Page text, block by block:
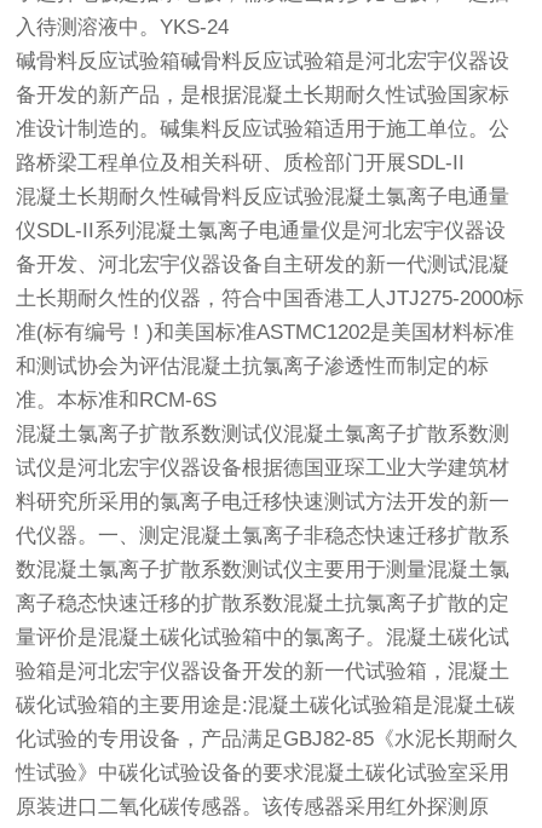
入待测溶液中。YKS-24
碱骨料反应试验箱碱骨料反应试验箱是河北宏宇仪器设
备开发的新产品，是根据混凝土长期耐久性试验国家标
准设计制造的。碱集料反应试验箱适用于施工单位。公
路桥梁工程单位及相关科研、质检部门开展SDL-II
混凝土长期耐久性碱骨料反应试验混凝土氯离子电通量
仪SDL-II系列混凝土氯离子电通量仪是河北宏宇仪器设
备开发、河北宏宇仪器设备自主研发的新一代测试混凝
土长期耐久性的仪器，符合中国香港工人JTJ275-2000标
准(标有编号！)和美国标准ASTMC1202是美国材料标准
和测试协会为评估混凝土抗氯离子渗透性而制定的标
准。本标准和RCM-6S
混凝土氯离子扩散系数测试仪混凝土氯离子扩散系数测
试仪是河北宏宇仪器设备根据德国亚琛工业大学建筑材
料研究所采用的氯离子电迁移快速测试方法开发的新一
代仪器。一、测定混凝土氯离子非稳态快速迁移扩散系
数混凝土氯离子扩散系数测试仪主要用于测量混凝土氯
离子稳态快速迁移的扩散系数混凝土抗氯离子扩散的定
量评价是混凝土碳化试验箱中的氯离子。混凝土碳化试
验箱是河北宏宇仪器设备开发的新一代试验箱，混凝土
碳化试验箱的主要用途是:混凝土碳化试验箱是混凝土碳
化试验的专用设备，产品满足GBJ82-85《水泥长期耐久
性试验》中碳化试验设备的要求混凝土碳化试验室采用
原装进口二氧化碳传感器。该传感器采用红外探测原